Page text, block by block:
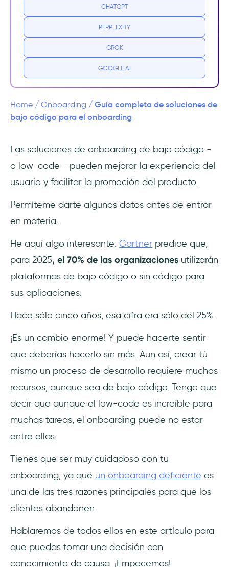
¿Qué son las plataformas de low-code?
¿Qué puede hacer el low-code por los
Funciones clave de las soluciones de
onboarding low-code
Interfaz de arrastrar y soltar
Capacidad de integración
Opciones de personalización
Cómo implantar una solución de onboarding
Selecciona una plataforma low-code
adecuada
Evalua los actuales procesos de
onboarding
Diseña el flujo del onboarding
Proba e itera
low-code
Desarrollar desde cero con tu propio
Trabajar con una herramienta de terceros
Pros y contras de las soluciones de
Pros
Contras
Consideraciones futuras cuando optes por
CHATGPT
PERPLEXITY
GROK
GOOGLE AI
Home / Onboarding / Guía completa de soluciones de
bajo código para el onboarding
Las soluciones de onboarding de bajo código -
o low-code - pueden mejorar la experiencia del
usuario y facilitar la promoción del producto.
Permíteme darte algunos datos antes de entrar
en materia.
He aquí algo interesante: Gartner predice que,
para 2025, el 70% de las organizaciones utilizarán
plataformas de bajo código o sin código para
sus aplicaciones.
Hace sólo cinco años, esa cifra era sólo del 25%.
¡Es un cambio enorme! Y puede hacerte sentir
que deberías hacerlo sin más. Aun así, crear tú
mismo un proceso de desarrollo requiere muchos
recursos, aunque sea de bajo código. Tengo que
decir que aunque el low-code es increíble para
muchas tareas, el onboarding puede no estar
entre ellas.
Tienes que ser muy cuidadoso con tu
onboarding, ya que un onboarding deficiente es
una de las tres razones principales para que los
clientes abandonen.
Hablaremos de todos ellos en este artículo para
que puedas tomar una decisión con
conocimiento de causa. ¡Empecemos!